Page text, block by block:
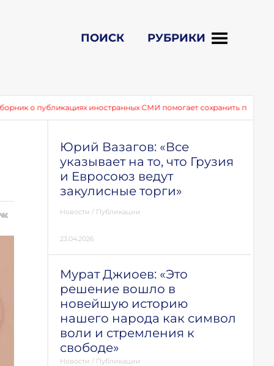
ПОИСК РУБРИКИ
иностранных СМИ помогает сохранить память о событиях
Юрий Вазагов: «Все
указывает на то, что Грузия
и Евросоюз ведут
закулисные торги»
Новости / Публикации
23.04.2026
Мурат Джиоев: «Это
решение вошло в
новейшую историю
нашего народа как символ
воли и стремления к
свободе»
Новости / Публикации